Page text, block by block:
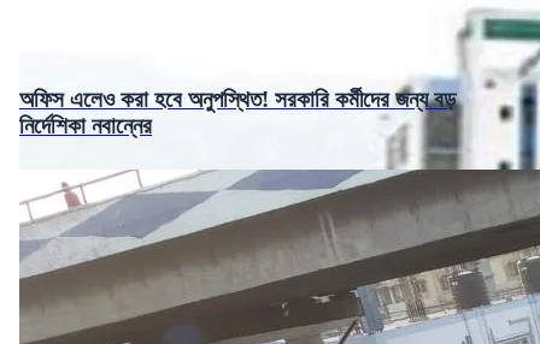
অফিস এলেও করা হবে অনুপস্থিত! সরকারি কর্মীদের জন্য বড়
নির্দেশিকা নবান্নের